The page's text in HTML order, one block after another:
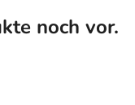
noch vor.